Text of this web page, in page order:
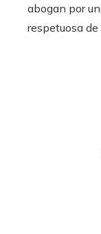
abogan por
respetuosa de